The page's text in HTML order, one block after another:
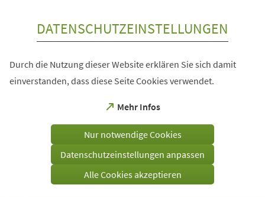
DATENSCHUTZEINSTELLUNGEN
Durch die Nutzung dieser Website erklären Sie sich damit
einverstanden, dass diese Seite Cookies verwendet.
Mehr Infos
(Öffnet
einem
Tab)
Nur notwendige Cookies
Datenschutzeinstellungen anpassen
Alle Cookies akzeptieren